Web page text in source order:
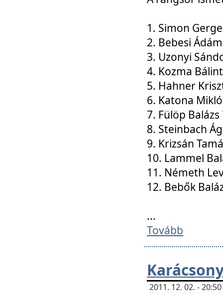
1. Simon
2. Bebesi
3. Uzonyi
4. Kozma
5. Hahner
6. Katona
7. Fülöp
8. Steinbach
9. Krizsán
10. Lammel
11. Németh
12. Bebők
...
Tovább
2011. 12. 02. -